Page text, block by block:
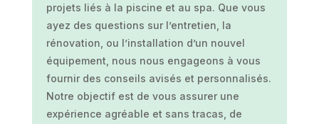
projets liés à la piscine et au spa. Que vous
ayez des questions sur l’entretien, la
rénovation, ou l’installation d’un nouvel
équipement, nous nous engageons à vous
fournir des conseils avisés et personnalisés.
Notre objectif est de vous assurer une
expérience agréable et sans tracas, de